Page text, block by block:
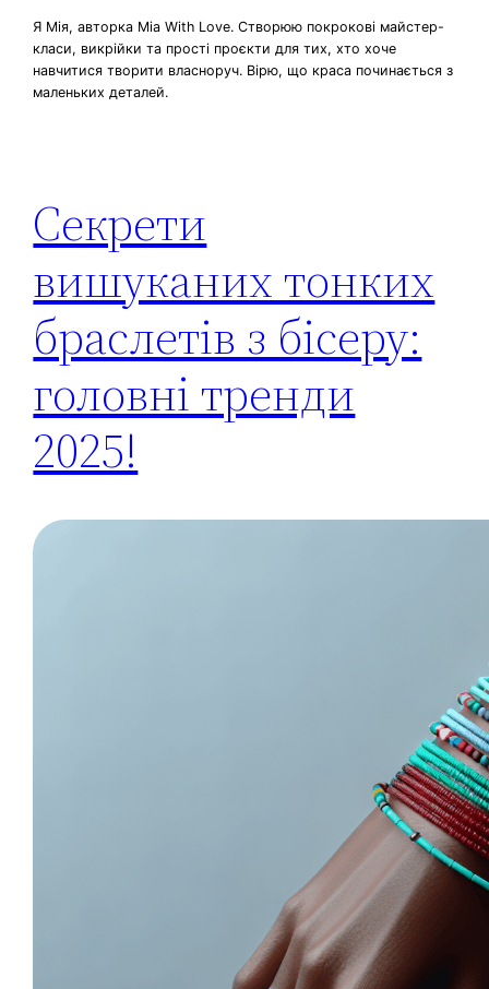
Я Мія, авторка Mia With Love. Створюю покрокові майстер-
класи, викрійки та прості проєкти для тих, хто хоче
навчитися творити власноруч. Вірю, що краса починається з
маленьких деталей.
Секрети
вишуканих тонких
браслетів з бісеру:
головні тренди
2025!